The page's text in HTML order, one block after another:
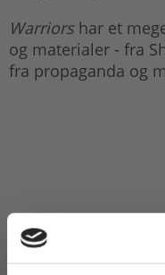
Warriors har et
og materialer - fra
fra propaganda og